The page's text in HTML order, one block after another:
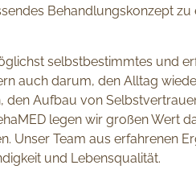
Behandlungskonzept zu
selbstbestimmtes und
auch darum, den Alltag
den Aufbau von
legen wir großen Wert
Unser Team aus erfahrenen
und Lebensqualität.